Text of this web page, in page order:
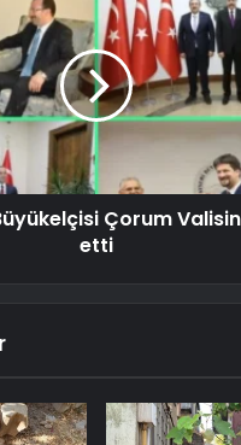
Çorum
etti